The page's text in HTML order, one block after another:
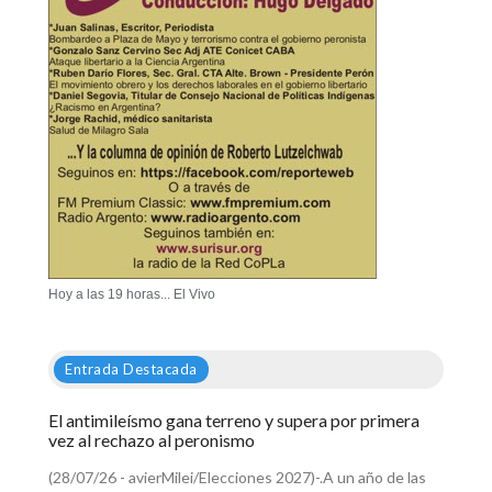
Hoy a las 19 horas... El Vivo
Entrada Destacada
El antimileísmo gana terreno y supera por primera
vez al rechazo al peronismo
(28/07/26 - avierMilei/Elecciones 2027)-.A un año de las